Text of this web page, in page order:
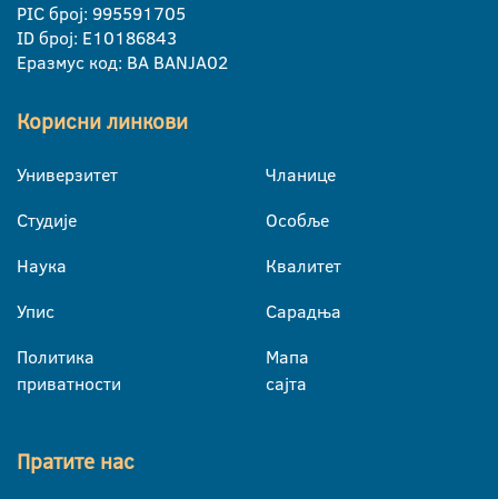
PIC број: 995591705
ID број: E10186843
Еразмус код: BA BANJA02
Корисни линкови
Универзитет
Студије
Наука
Упис
Политика
приватности
Чланице
Особље
Квалитет
Сарадња
Мапа
сајта
Пратите нас